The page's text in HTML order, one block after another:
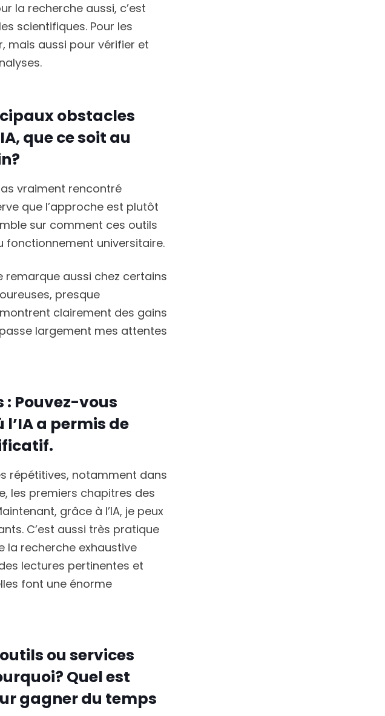
la recherche aussi, c’est
scientifiques. Pour les
mais aussi pour vérifier et
obstacles
que ce soit au
vraiment rencontré
que l’approche est plutôt
sur comment ces outils
fonctionnement universitaire.
remarque aussi chez certains
presque
clairement des gains
largement mes attentes
Pouvez-vous
a permis de
répétitives, notamment dans
les premiers chapitres des
grâce à l’IA, je peux
C’est aussi très pratique
la recherche exhaustive
lectures pertinentes et
font une énorme
ou services
Quel est
gagner du temps